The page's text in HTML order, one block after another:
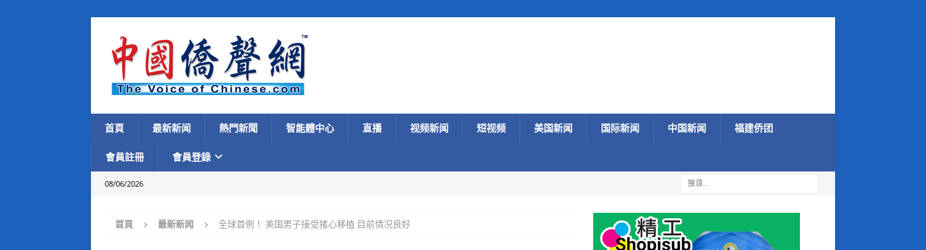
首頁 最新新闻 熱門新聞 智能體中心 直播 视频新闻 短视频 美国新闻 国际新闻 中国新闻 福建侨团
會員註冊 會員登錄
08/06/2026
首頁 最新新闻 全球首例！ 美国男子接受猪心移植 目前情况良好